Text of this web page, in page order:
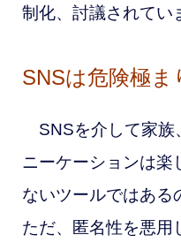
制化、討議されてい
SNSは危険極
SNSを介して家族
ニーケーションは楽
ないツールではある
ただ、匿名性を悪用